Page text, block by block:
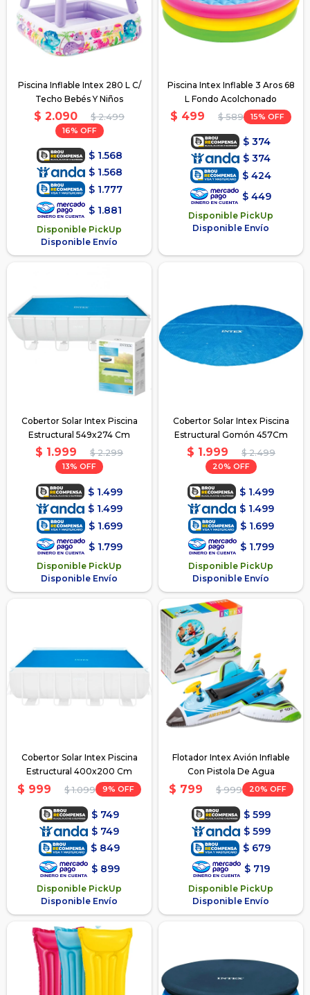
Piscina Inflable Intex 280 L C/
Techo Bebés Y Niños
$ 2.090 $ 2.499
16
$ 1.568
$ 1.568
$ 1.777
$ 1.881
Disponible PickUp
Disponible Envío
Piscina Intex Inflable 3 Aros 68
L Fondo Acolchonado
$ 499 $ 589 15
$ 374
$ 374
$ 424
$ 449
Disponible PickUp
Disponible Envío
Cobertor Solar Intex Piscina
Estructural 549x274 Cm
$ 1.999 $ 2.299
13
$ 1.499
$ 1.499
$ 1.699
$ 1.799
Disponible PickUp
Disponible Envío
Cobertor Solar Intex Piscina
Estructural Gomón 457Cm
$ 1.999 $ 2.499
20
$ 1.499
$ 1.499
$ 1.699
$ 1.799
Disponible PickUp
Disponible Envío
Cobertor Solar Intex Piscina
Estructural 400x200 Cm
$ 999 $ 1.099 9
$ 749
$ 749
$ 849
$ 899
Disponible PickUp
Disponible Envío
Flotador Intex Avión Inflable
Con Pistola De Agua
$ 799 $ 999 20
$ 599
$ 599
$ 679
$ 719
Disponible PickUp
Disponible Envío